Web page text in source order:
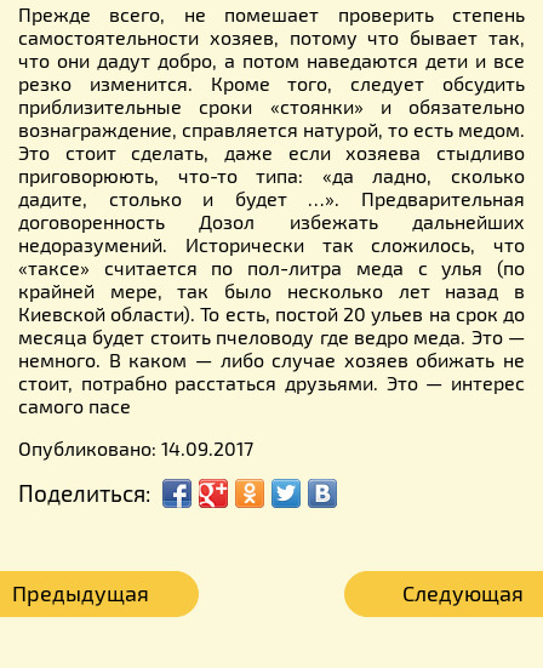
Прежде всего, не помешает проверить степень
самостоятельности хозяев, потому что бывает так,
что они дадут добро, а потом наведаются дети и все
резко изменится. Кроме того, следует обсудить
приблизительные сроки «стоянки» и обязательно
вознаграждение, справляется натурой, то есть медом.
Это стоит сделать, даже если хозяева стыдливо
приговорюють, что-то типа: «да ладно, сколько
дадите, столько и будет …». Предварительная
договоренность Дозол избежать дальнейших
недоразумений. Исторически так сложилось, что
«таксе» считается по пол-литра меда с улья (по
крайней мере, так было несколько лет назад в
Киевской области). То есть, постой 20 ульев на срок до
месяца будет стоить пчеловоду где ведро меда. Это —
немного. В каком — либо случае хозяев обижать не
стоит, потрабно расстаться друзьями. Это — интерес
самого пасе
Опубликовано: 14.09.2017
Поделиться:
Следующая
Предыдущая